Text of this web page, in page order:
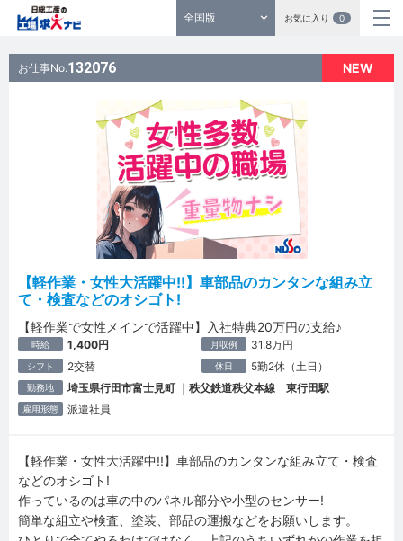
全国版 お気に入り 0
NEW
お仕事No.132076
【軽作業・女性大活躍中!!】車部品のカンタンな組み立
て・検査などのオシゴト!
【軽作業で女性メインで活躍中】入社特典20万円の支給♪
時給 1,400円 月収例 31.8万円
シフト 2交替 休日 5勤2休（土日）
勤務地 埼玉県行田市富士見町 ｜秩父鉄道秩父本線 東行田駅
雇用形態 派遣社員
【軽作業・女性大活躍中!!】車部品のカンタンな組み立て・検査
などのオシゴト!
作っているのは車の中のパネル部分や小型のセンサー!
簡単な組立や検査、塗装、部品の運搬などをお願いします。